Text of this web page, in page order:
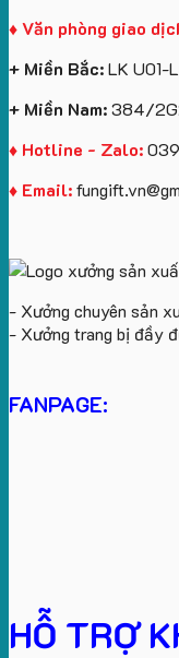
♦ Văn phòng giao
+ Miền Bắc:LK U01-
+ Miền Nam:384/
♦ Hotline - Zalo:
♦ Email:
- Xưởng chuyên sản
- Xưởng trang bị đầy
FANPAGE:
HỖ TRỢ